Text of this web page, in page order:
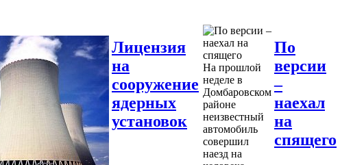
Лицензия
на
сооружение
ядерных
установок
На прошлой
неделе в
Домбаровском
районе
неизвестный
автомобиль
совершил
наезд на
По
версии
–
наехал
на
спящего